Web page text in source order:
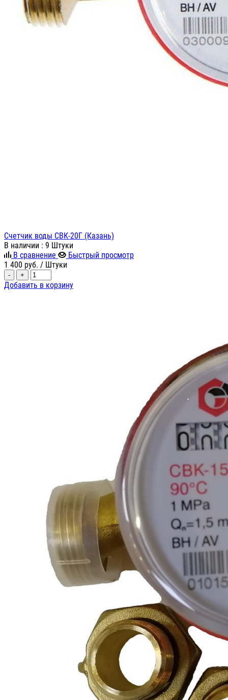
Счетчик воды СВК-20Г (Казань)
В наличии : 9 Штуки
В сравнение
Быстрый просмотр
1 400 руб. / Штуки
- +
Добавить в корзину